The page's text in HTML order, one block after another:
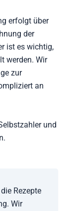
erfolgt über
der
ist es wichtig,
werden. Wir
zur
an
und
Rezepte
Wir